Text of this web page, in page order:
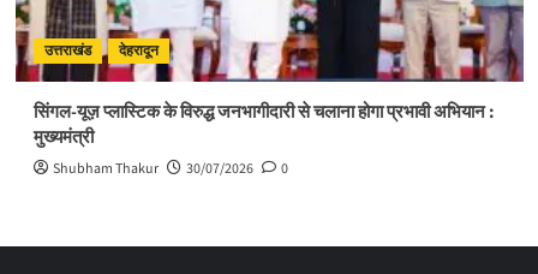
उत्तराखंड देहरादून
सिंगल-यूज़ प्लास्टिक के विरुद्ध जनभागीदारी से चलाना होगा प्रभावी अभियान :
मुख्यमंत्री
Shubham Thakur 30/07/2026 0